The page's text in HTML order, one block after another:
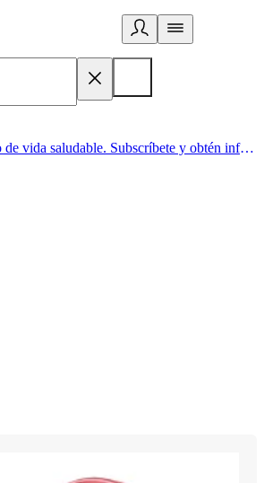
Acá comienza un estilo de vida saludable. Subscríbete y obtén información de primera mano